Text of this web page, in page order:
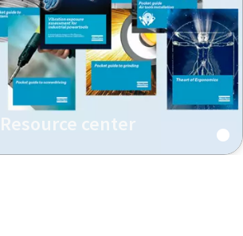
Resource center